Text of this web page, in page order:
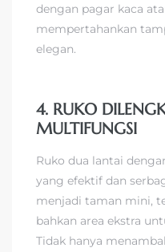
dengan pagar kaca
mempertahankan
elegan.
4. RUKO
MULTIFUNGSI
Ruko dua lantai
yang efektif dan
menjadi taman mini,
bahkan area ekstra
Tidak hanya